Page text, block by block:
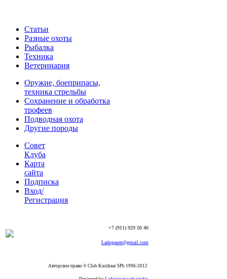
Статьи
Разные охоты
Рыбалка
Техника
Ветеринария
Оружие, боеприпасы,
техника стрельбы
Сохранение и обработка
трофеев
Подводная охота
Другие породы
Совет
Клуба
Карта
сайта
Подписка
Вход/
Регистрация
+7 (911) 929 50 40
Ladogasee@gmail.com
Авторское право © Club Kurzhaar SPb 1996-2012